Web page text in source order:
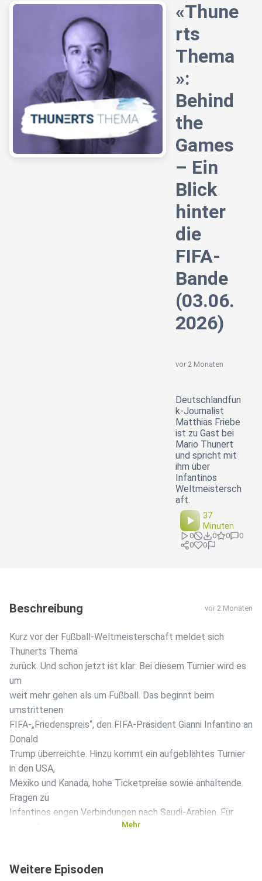
«Thune
rts
Thema
»:
Behind
the
Games
– Ein
Blick
hinter
die
FIFA-
Bande
(03.06.
2026)
vor 2 Monaten
Deutschlandfun
k-Journalist
Matthias Friebe
ist zu Gast bei
Mario Thunert
und spricht mit
ihm über
Infantinos
Weltmeistersch
aft.
37
Minuten
0 0 0
0
0
0
Beschreibung vor 2 Monaten
Kurz vor der Fußball-Weltmeisterschaft meldet sich
Thunerts Thema
zurück. Und schon jetzt ist klar: Bei diesem Turnier wird es
um
weit mehr gehen als um Fußball. Das beginnt beim
umstrittenen
FIFA-„Friedenspreis“, den FIFA-Präsident Gianni Infantino an
Donald
Trump überreichte. Hinzu kommt ein aufgeblähtes Turnier
in den USA,
Mexiko und Kanada, hohe Ticketpreise sowie anhaltende
Fragen zu
Infantinos engen Verbindungen nach Saudi-Arabien. Für
demokratisch regierten Austragungsorten mit dem Entzug
Mehr
Weitere Episoden